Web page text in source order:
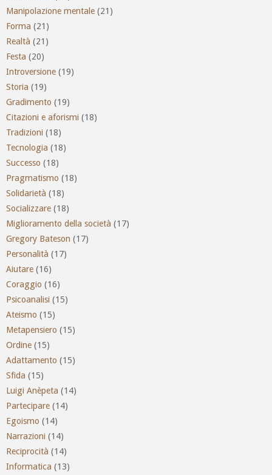
Manipolazione mentale (21)
Forma (21)
Realtà (21)
Festa (20)
Introversione (19)
Storia (19)
Gradimento (19)
Citazioni e aforismi (18)
Tradizioni (18)
Tecnologia (18)
Successo (18)
Pragmatismo (18)
Solidarietà (18)
Socializzare (18)
Miglioramento della società (17)
Gregory Bateson (17)
Personalità (17)
Aiutare (16)
Coraggio (16)
Psicoanalisi (15)
Ateismo (15)
Metapensiero (15)
Ordine (15)
Adattamento (15)
Sfida (15)
Luigi Anèpeta (14)
Partecipare (14)
Egoismo (14)
Narrazioni (14)
Reciprocità (14)
Informatica (13)